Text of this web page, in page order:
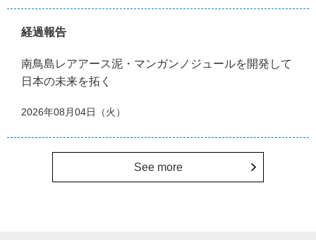
経過報告
南鳥島レアアース泥・マンガンノジュールを開発して
日本の未来を拓く
2026年08月04日（火）
See more